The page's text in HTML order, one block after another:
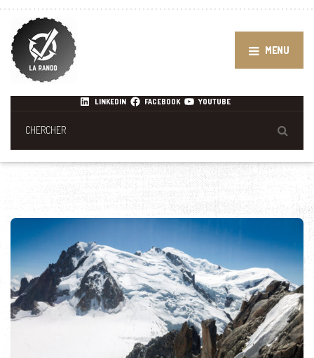
MENU
LINKEDIN FACEBOOK YOUTUBE